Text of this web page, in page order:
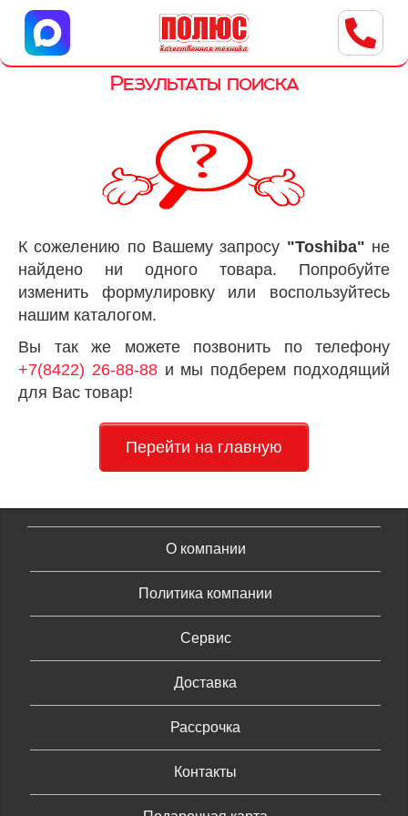
Центр бытовой техники
г. Ульяновск, ул. Пушкарева, 8a
Результаты поиска
К сожелению по Вашему запросу "Toshiba" не
найдено ни одного товара. Попробуйте
изменить формулировку или воспользуйтесь
нашим каталогом.
Вы так же можете позвонить по телефону
+7(8422) 26-88-88и мы подберем подходящий
для Вас товар!
Перейти на главную
О компании
Политика компании
Сервис
Доставка
Рассрочка
Контакты